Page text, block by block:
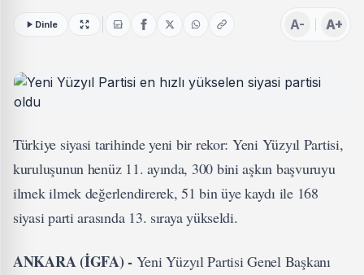
Dinle A- A+
Türkiye siyasi tarihinde yeni bir rekor: Yeni Yüzyıl Partisi,
kuruluşunun henüz 11. ayında, 300 bini aşkın başvuruyu
ilmek ilmek değerlendirerek, 51 bin üye kaydı ile 168
siyasi parti arasında 13. sıraya yükseldi.
ANKARA (İGFA) - Yeni Yüzyıl Partisi Genel Başkanı